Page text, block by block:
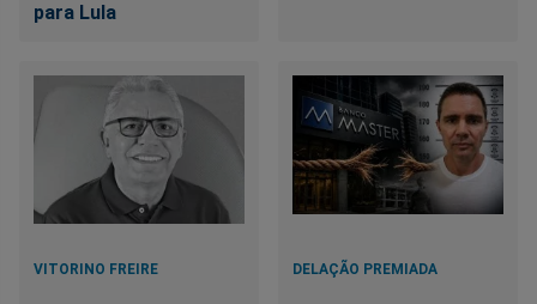
para Lula
VITORINO FREIRE DELAÇÃO PREMIADA